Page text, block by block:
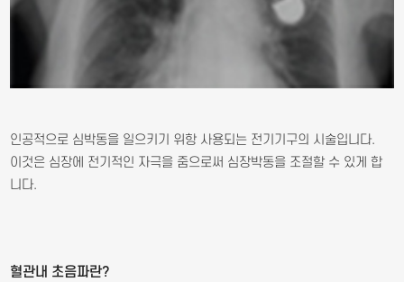
인공적으로 심박동을 일으키기 위항 사용되는 전기기구의 시술입니다.
이것은 심장에 전기적인 자극을 줌으로써 심장박동을 조절할 수 있게 합
니다.
혈관내 초음파란?